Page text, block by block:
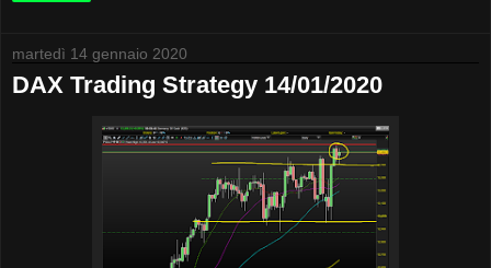
martedì 14 gennaio 2020
DAX Trading Strategy 14/01/2020